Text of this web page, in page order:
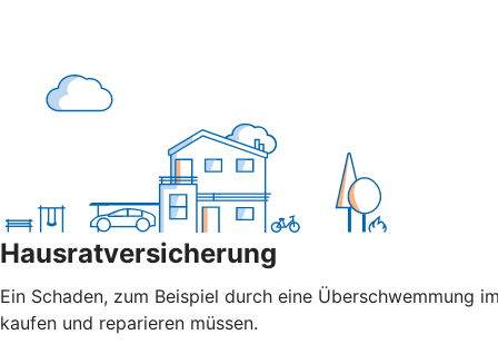
Hausratversicherung
Ein Schaden, zum Beispiel durch eine Überschwemmung
kaufen und reparieren müssen.